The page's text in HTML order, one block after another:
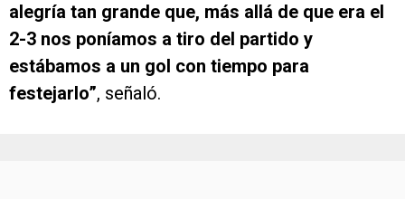
alegría tan grande que, más allá de que era el
2-3 nos poníamos a tiro del partido y
estábamos a un gol con tiempo para
festejarlo”, señaló.